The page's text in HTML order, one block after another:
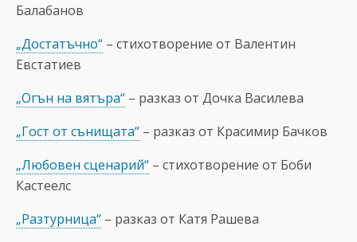
Балабанов
„Достатъчно“ – стихотворение от Валентин
Евстатиев
„Огън на вятъра“ – разказ от Дочка Василева
„Гост от сънищата“ – разказ от Красимир Бачков
„Любовен сценарий“ – стихотворение от Боби
Кастеелс
„Разтурница“ – разказ от Катя Рашева